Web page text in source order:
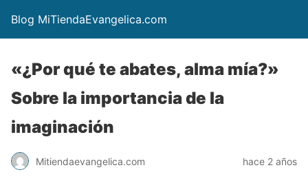
Blog MiTiendaEvangelica.com
«¿Por qué te abates, alma mía?»
Sobre la importancia de la
imaginación
Mitiendaevangelica.com hace 2 años